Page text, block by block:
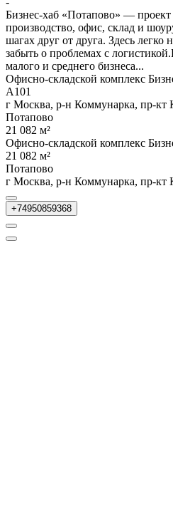
Бизнес-хаб «Потапово» — проект
производство, офис, склад и
шагах друг от друга. Здесь легко
забыть о проблемах с
малого и среднего бизнеса...
Офисно-складской комплекс
А101
г Москва, р-н Коммунарка, пр-кт
Потапово
21 082 м²
Офисно-складской комплекс
21 082 м²
Потапово
г Москва, р-н Коммунарка, пр-кт
+74950859368